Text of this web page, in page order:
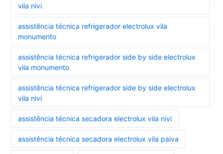
vila nivi
assistência técnica refrigerador electrolux vila
monumento
assistência técnica refrigerador side by side electrolux
vila monumento
assistência técnica refrigerador side by side electrolux
vila nivi
assistência técnica secadora electrolux vila nivi
assistência técnica secadora electrolux vila paiva